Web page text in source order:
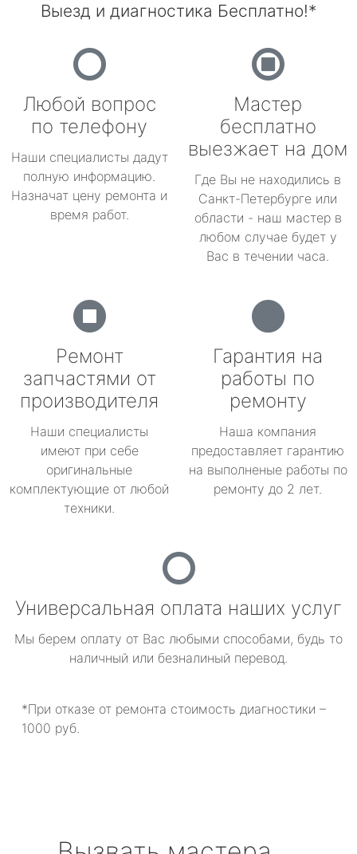
Выезд и диагностика Бесплатно!*
Любой вопрос
по телефону
Наши специалисты дадут
полную информацию.
Назначат цену ремонта и
время работ.
Мастер
бесплатно
выезжает на дом
Где Вы не находились в
Санкт-Петербурге или
области - наш мастер в
любом случае будет у
Вас в течении часа.
Ремонт
запчастями от
производителя
Наши специалисты
имеют при себе
оригинальные
комплектующие от любой
техники.
Гарантия на
работы по
ремонту
Наша компания
предоставляет гарантию
на выполненые работы по
ремонту до 2 лет.
Универсальная оплата наших услуг
Мы берем оплату от Вас любыми способами, будь то
наличный или безналиный перевод.
*При отказе от ремонта стоимость диагностики –
1000 руб.